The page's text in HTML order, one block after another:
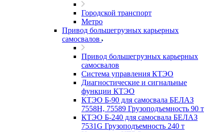
Городской транспорт
Метро
Привод большегрузных карьерных
самосвалов
Привод большегрузных карьерных
самосвалов
Система управления КТЭО
Диагностические и сигнальные
функции КТЭО
КТЭО Б-90 для самосвала БЕЛАЗ
7558H, 75589 Грузоподъемность 90 т
КТЭО Б-240 для самосвала БЕЛАЗ
7531G Грузоподъемность 240 т